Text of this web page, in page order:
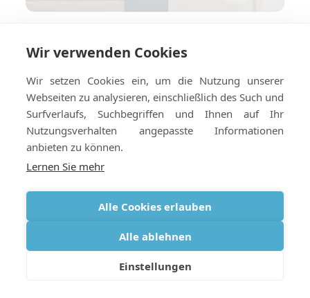
Wie Sie Ihr Hotel oder Ihre
Ferienwohnung für die
Sauerstofflieferung ins Ausland
vorbereiten
Wir verwenden Cookies
Wir setzen Cookies ein, um die Nutzung unserer
Webseiten zu analysieren, einschließlich des Such und
Surfverlaufs, Suchbegriffen und Ihnen auf Ihr
Nutzungsverhalten angepasste Informationen
anbieten zu können.
Lernen Sie mehr
Alle Cookies erlauben
Alle ablehnen
Einstellungen